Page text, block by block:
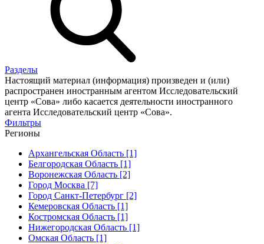
Разделы
Настоящий материал (информация) произведен и (или)
распространен иностранным агентом Исследовательский
центр «Сова» либо касается деятельности иностранного
агента Исследовательский центр «Сова».
Фильтры
Регионы
Архангельская Область [1]
Белгородская Область [1]
Воронежская Область [2]
Город Москва [7]
Город Санкт-Петербург [2]
Кемеровская Область [1]
Костромская Область [1]
Нижегородская Область [1]
Омская Область [1]